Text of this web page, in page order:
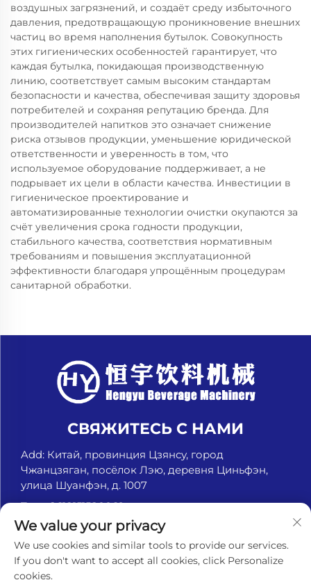
воздушных загрязнений, и создаёт среду избыточного
давления, предотвращающую проникновение внешних
частиц во время наполнения бутылок. Совокупность
этих гигиенических особенностей гарантирует, что
каждая бутылка, покидающая производственную
линию, соответствует самым высоким стандартам
безопасности и качества, обеспечивая защиту здоровья
потребителей и сохраняя репутацию бренда. Для
производителей напитков это означает снижение
риска отзывов продукции, уменьшение юридической
ответственности и уверенность в том, что
используемое оборудование поддерживает, а не
подрывает их цели в области качества. Инвестиции в
гигиеническое проектирование и
автоматизированные технологии очистки окупаются за
счёт увеличения срока годности продукции,
стабильного качества, соответствия нормативным
требованиям и повышения эксплуатационной
эффективности благодаря упрощённым процедурам
санитарной обработки.
СВЯЖИТЕСЬ С НАМИ
Add: Китай, провинция Цзянсу, город
Чжанцзяган, посёлок Лэю, деревня Циньфэн,
улица Шуанфэн, д. 1007
Тел.:+8618151580069
Электронная почта:[email protected]
© Чжанцзяган Хэньюй Машины для напитков, ООО.
We value your privacy
We use cookies and similar tools to provide our services.
If you don't want to accept all cookies, click Personalize
cookies.